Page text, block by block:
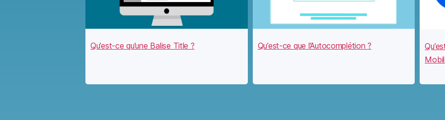
Qu’est-ce qu’une Balise Title ? Qu’est-ce que l’Autocomplétion ?